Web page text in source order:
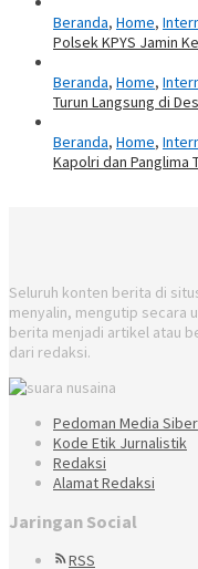
Beranda, Home,
Polsek KPYS Jamin
Beranda, Home,
Turun Langsung di
Beranda, Home,
Kapolri dan Panglima
Seluruh konten berita di
menyalin, mengutip secara
berita menjadi artikel atau
dari redaksi.
Pedoman Media Siber
Kode Etik Jurnalistik
Redaksi
Alamat Redaksi
Jaringan Social
RSS